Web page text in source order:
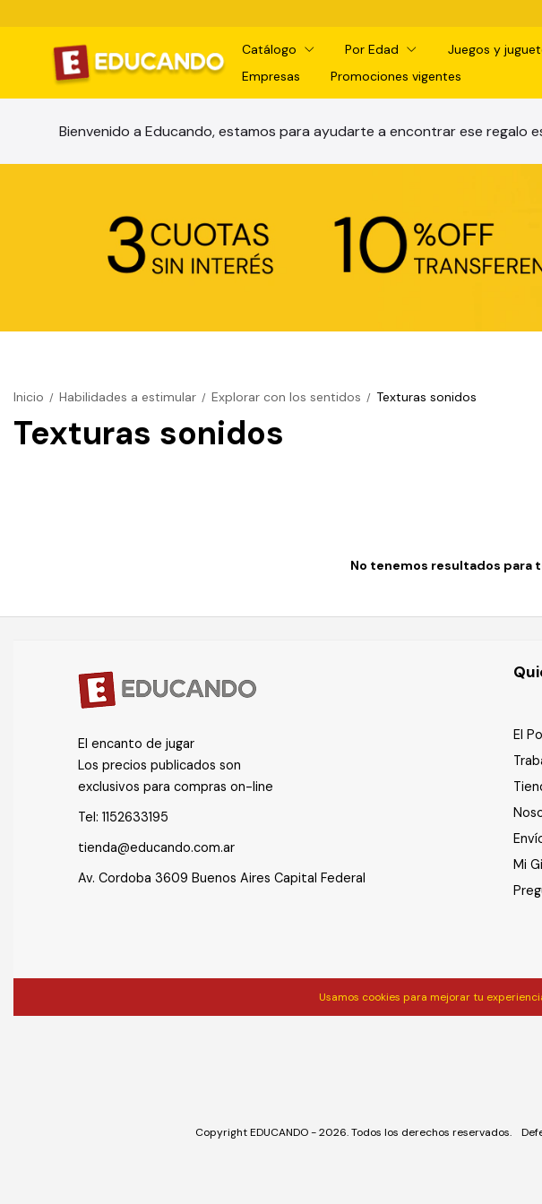
Catálogo Por Edad Juegos y
Empresas
Promociones vigentes
Bienvenido a Educando, estamos para ayudarte a encontrar ese regalo
Inicio / Habilidades a estimular / Explorar con los sentidos / Texturas sonidos
Texturas sonidos
No tenemos resultados para
El encanto de jugar
Los precios publicados son
exclusivos para compras on-line
Tel: 1152633195
tienda@educando.com.ar
Av. Cordoba 3609 Buenos Aires Capital Federal
El
Mi
Usamos cookies para mejorar tu
Copyright EDUCANDO - 2026. Todos los derechos reservados.